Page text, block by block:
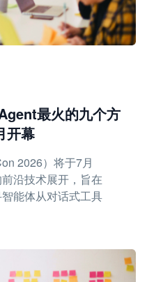
最火的九个方
开幕
2026）将于7月
沿技术展开，旨在
能体从对话式工具